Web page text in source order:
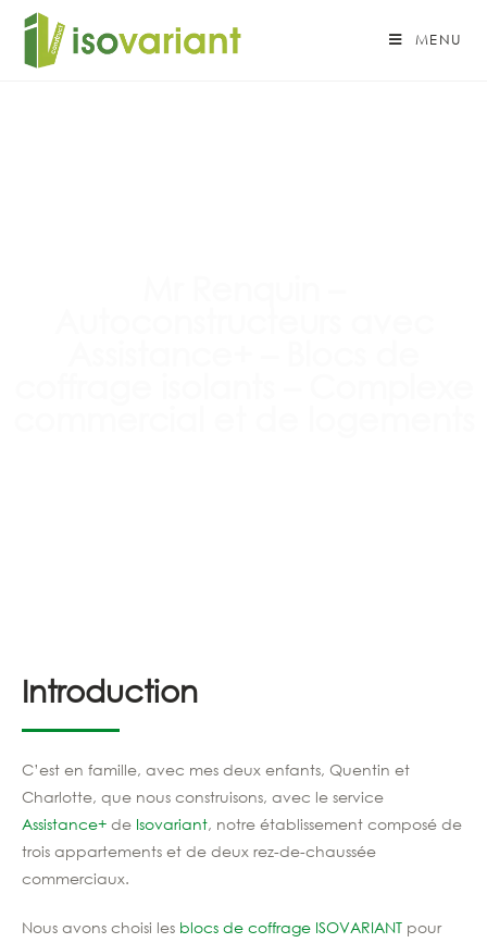
MENU
Introduction
C’est en famille, avec mes deux enfants, Quentin et
Charlotte, que nous construisons, avec le service
Assistance+ de Isovariant, notre établissement composé de
trois appartements et de deux rez-de-chaussée
commerciaux.
Nous avons choisi les blocs de coffrage ISOVARIANT pour